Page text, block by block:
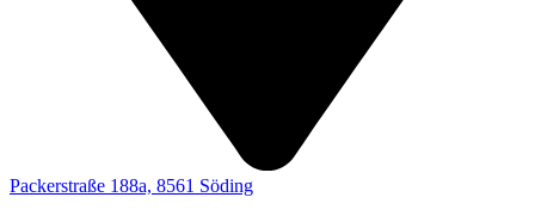
Packerstraße 188a, 8561 Söding